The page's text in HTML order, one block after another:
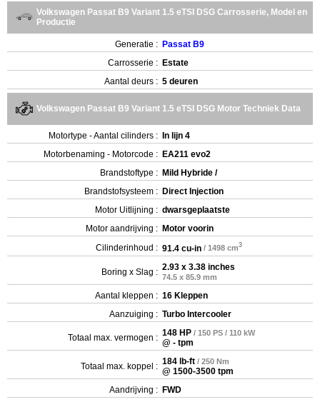
Volkswagen Passat B9 Variant 1.5 eTSI DSG Carrosserie, Model en
Productie
Generatie : Passat B9
Carrosserie : Estate
Aantal deurs : 5 deuren
Volkswagen Passat B9 Variant 1.5 eTSI DSG Motor Techniek Data
Motortype - Aantal cilinders : In lijn 4
Motorbenaming - Motorcode : EA211 evo2
Brandstoftype : Mild Hybride /
Brandstofsysteem : Direct Injection
Motor Uitlijning : dwarsgeplaatste
Motor aandrijving : Motor voorin
Cilinderinhoud : 91.4 cu-in / 1498 cm3
Boring x Slag : 2.93 x 3.38 inches
74.5 x 85.9 mm
Aantal kleppen : 16 Kleppen
Aanzuiging : Turbo Intercooler
Totaal max. vermogen : 148 HP / 150 PS / 110 kW
@ - tpm
Totaal max. koppel : 184 lb-ft / 250 Nm
@ 1500-3500 tpm
Aandrijving : FWD